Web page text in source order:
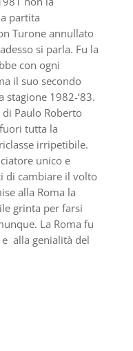
partita
Turone annullato
si parla. Fu la
con ogni
il suo secondo
1982-‘83.
Paulo Roberto
tutta la
irripetibile.
unico e
di cambiare il volto
alla Roma la
grinta per farsi
La Roma fu
e alla genialità del